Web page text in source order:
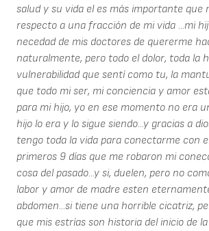
salud y su vida el es más importante que
respecto a una fracción de mi vida ...mi
necedad de mis doctores de quererme
naturalmente, pero todo el dolor, toda la
vulnerabilidad que sentí como tu, la
que todo mi ser, mi conciencia y amor
para mi hijo, yo en ese momento no era
hijo lo era y lo sigue siendo...y gracias a
tengo toda la vida para conectarme con
primeros 9 días que me robaron mi
cosa del pasado...y si, duelen, pero no
labor y amor de madre esten
abdomen...si tiene una horrible cicatriz,
que mis estrías son historia del inicio de